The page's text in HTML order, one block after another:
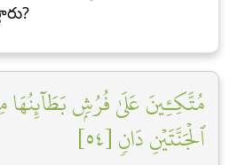
مُتَّكِـِٔينَ عَلَىٰ فُرُشِۭ
ٱلۡجَنَّتَيۡنِ دَانٖ [٥٤]